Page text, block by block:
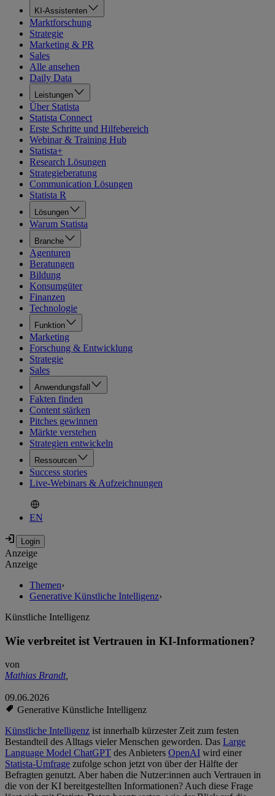
KI-Assistenten
Marktforschung
Strategie
Marketing & PR
Sales
Alle ansehen
Daily Data
Leistungen
Über Statista
Statista Connect
Erste Schritte und Hilfebereich
Webinar & Training Hub
Statista+
Research Lösungen
Strategieberatung
Communication Lösungen
Statista R
Lösungen
Warum Statista
Branche
Agenturen
Beratungen
Bildung
Konsumgüter
Finanzen
Technologie
Funktion
Marketing
Forschung & Entwicklung
Strategie
Sales
Anwendungsfall
Fakten finden
Content stärken
Pitches gewinnen
Märkte verstehen
Strategien entwickeln
Ressourcen
Success stories
Live-Webinars & Aufzeichnungen
EN
Anzeige
Anzeige
Themen›
Generative Künstliche Intelligenz›
Künstliche Intelligenz
Wie verbreitet ist Vertrauen in KI-Informationen?
von
Mathias Brandt,
09.06.2026
Generative Künstliche Intelligenz
Künstliche Intelligenz ist innerhalb kürzester Zeit zum festen
Bestandteil des Alltags vieler Menschen geworden. Das Large
Language Model ChatGPT des Anbieters OpenAI wird einer
Statista-Umfrage zufolge schon jetzt von über der Hälfte der
Befragten genutzt. Aber haben die Nutzer:innen auch Vertrauen in
die von der KI bereitgestellten Informationen? Auch diese Frage